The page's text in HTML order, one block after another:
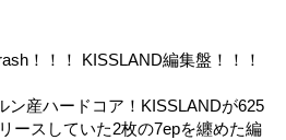
！！！ KISSLAND編集盤！！！
ン産ハードコア！KISSLANDが625
ースしていた2枚の7epを纏めた編